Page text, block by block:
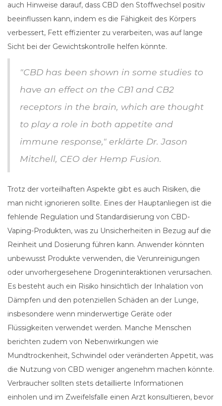
auch Hinweise darauf, dass CBD den Stoffwechsel positiv
beeinflussen kann, indem es die Fähigkeit des Körpers
verbessert, Fett effizienter zu verarbeiten, was auf lange
Sicht bei der Gewichtskontrolle helfen könnte.
"CBD has been shown in some studies to
have an effect on the CB1 and CB2
receptors in the brain, which are thought
to play a role in both appetite and
immune response," erklärte Dr. Jason
Mitchell, CEO der Hemp Fusion.
Trotz der vorteilhaften Aspekte gibt es auch Risiken, die
man nicht ignorieren sollte. Eines der Hauptanliegen ist die
fehlende Regulation und Standardisierung von CBD-
Vaping-Produkten, was zu Unsicherheiten in Bezug auf die
Reinheit und Dosierung führen kann. Anwender könnten
unbewusst Produkte verwenden, die Verunreinigungen
oder unvorhergesehene Drogeninteraktionen verursachen.
Es besteht auch ein Risiko hinsichtlich der Inhalation von
Dämpfen und den potenziellen Schäden an der Lunge,
insbesondere wenn minderwertige Geräte oder
Flüssigkeiten verwendet werden. Manche Menschen
berichten zudem von Nebenwirkungen wie
Mundtrockenheit, Schwindel oder veränderten Appetit, was
die Nutzung von CBD weniger angenehm machen könnte.
Verbraucher sollten stets detaillierte Informationen
einholen und im Zweifelsfalle einen Arzt konsultieren, bevor